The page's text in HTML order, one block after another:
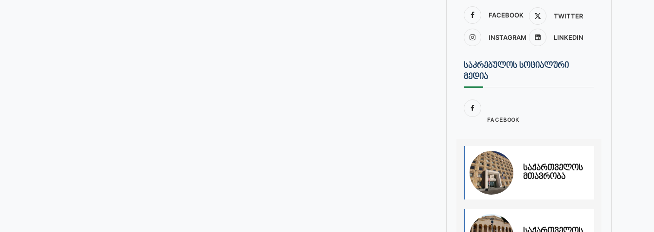
FACEBOOK TWITTER
INSTAGRAM LINKEDIN
ᲡᲐᲙᲠᲔᲑᲣᲚᲝᲡ ᲡᲝᲪᲘᲐᲚᲣᲠᲘ
ᲛᲔᲓᲘᲐ
FACEBOOK
საქართველოს
მთავრობა